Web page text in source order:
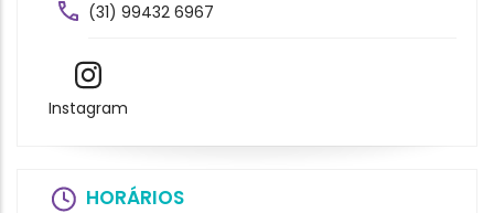
(31) 99432 6967
Instagram
HORÁRIOS